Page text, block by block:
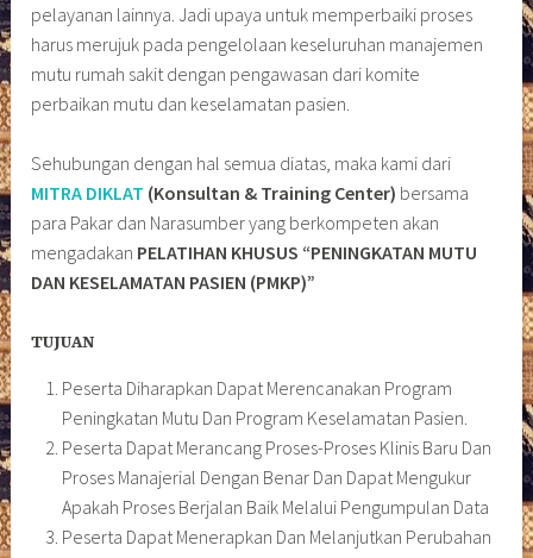
pelayanan lainnya. Jadi upaya untuk memperbaiki proses
harus merujuk pada pengelolaan keseluruhan manajemen
mutu rumah sakit dengan pengawasan dari komite
perbaikan mutu dan keselamatan pasien.
Sehubungan dengan hal semua diatas, maka kami dari
MITRA DIKLAT (Konsultan & Training Center) bersama
para Pakar dan Narasumber yang berkompeten akan
mengadakan PELATIHAN KHUSUS “PENINGKATAN MUTU
DAN KESELAMATAN PASIEN (PMKP)”
TUJUAN
Peserta Diharapkan Dapat Merencanakan Program
Peningkatan Mutu Dan Program Keselamatan Pasien.
Peserta Dapat Merancang Proses-Proses Klinis Baru Dan
Proses Manajerial Dengan Benar Dan Dapat Mengukur
Apakah Proses Berjalan Baik Melalui Pengumpulan Data
Peserta Dapat Menerapkan Dan Melanjutkan Perubahan